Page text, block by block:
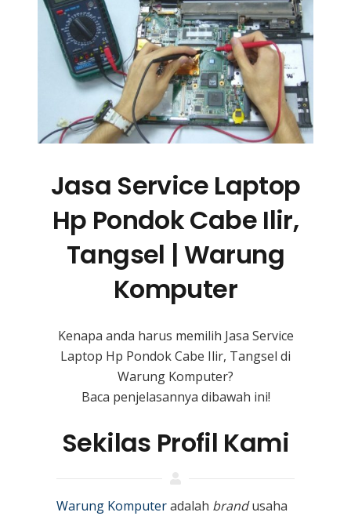
Jasa Service Laptop
Hp Pondok Cabe Ilir,
Tangsel | Warung
Komputer
Kenapa anda harus memilih Jasa Service
Laptop Hp Pondok Cabe Ilir, Tangsel di
Warung Komputer?
Baca penjelasannya dibawah ini!
Sekilas Profil Kami
Warung Komputeradalah brandusaha